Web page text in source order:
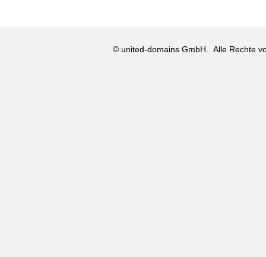
© united-domains GmbH. Alle Rechte